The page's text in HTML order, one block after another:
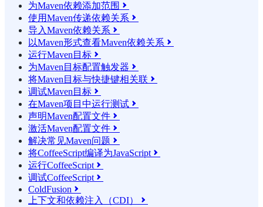
为Maven依赖添加范围 
使用Maven传递依赖关系 
导入Maven依赖关系 
以Maven形式查看Maven依赖关系 
运行Maven目标 
为Maven目标配置触发器 
将Maven目标与快捷键相关联 
调试Maven目标 
在Maven项目中运行测试 
声明Maven配置文件 
激活Maven配置文件 
解决常见Maven问题 
将CoffeeScript编译为JavaScript 
运行CoffeeScript 
调试CoffeeScript 
ColdFusion 
上下文和依赖注入（CDI） 